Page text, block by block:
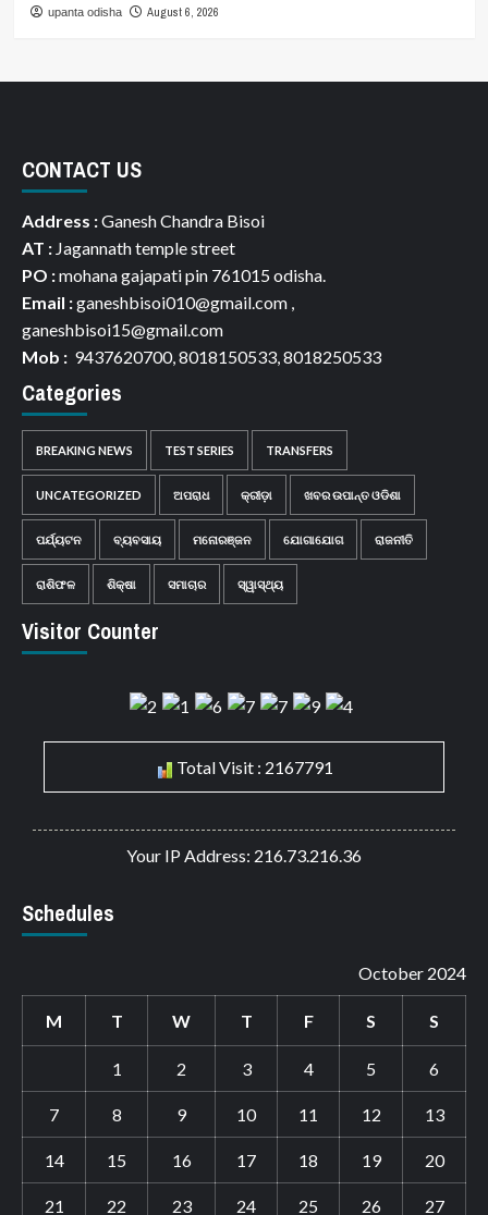
upanta odisha August 6, 2026
CONTACT US
Address :Ganesh Chandra Bisoi
AT : Jagannath temple street
PO :mohana gajapati pin 761015 odisha.
Email :ganeshbisoi010@gmail.com ,
ganeshbisoi15@gmail.com
Mob : 9437620700, 8018150533, 8018250533
Categories
BREAKING NEWS TEST SERIES TRANSFERS
UNCATEGORIZED ଅପରାଧ କ୍ରୀଡ଼ା ଖବର ଉପାନ୍ତ ଓଡିଶା
ପର୍ଯ୍ୟଟନ ବ୍ୟବସାୟ ମନୋରଞ୍ଜନ ଯୋଗାଯୋଗ ରାଜନୀତି
ରାଶିଫଳ ଶିକ୍ଷା ସମାଚାର ସ୍ୱାସ୍ଥ୍ୟ
Visitor Counter
Total Visit : 2167791
Your IP Address: 216.73.216.36
Schedules
October 2024
M T W T F S S
1 2 3 4 5 6
7 8 9 10 11 12 13
14 15 16 17 18 19 20
21 22 23 24 25 26 27